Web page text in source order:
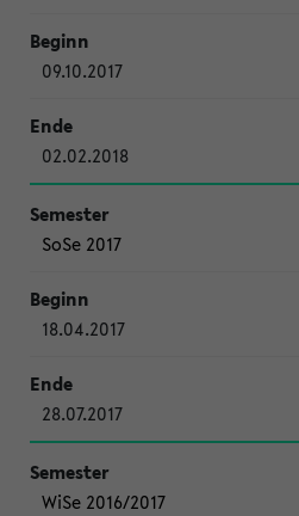
09.10.2017
02.02.2018
SoSe 2017
18.04.2017
28.07.2017
WiSe 2016/2017